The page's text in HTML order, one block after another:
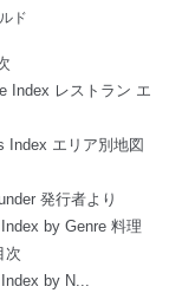
ド
Index レストラン エ
Index エリア別地図
発行者より
by Genre 料理
次
by N...